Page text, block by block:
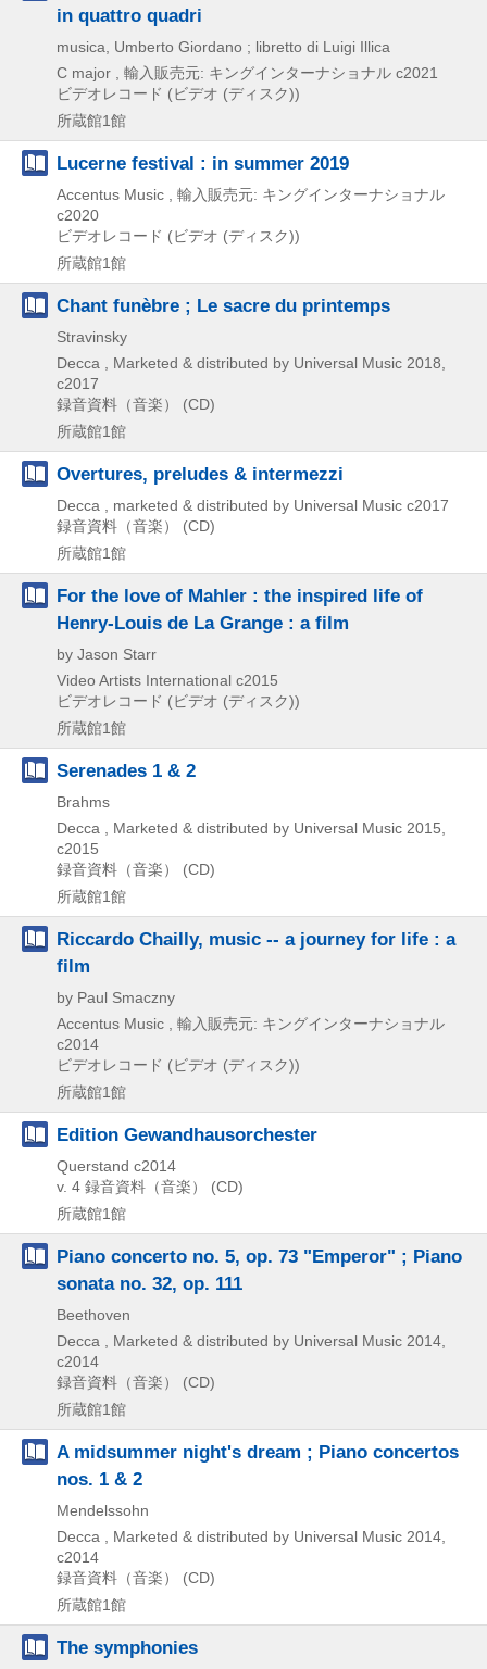
in quattro quadri
musica, Umberto Giordano ; libretto di Luigi Illica
C major , 輸入販売元: キングインターナショナル c2021
ビデオレコード (ビデオ (ディスク))
所蔵館1館
Lucerne festival : in summer 2019
Accentus Music , 輸入販売元: キングインターナショナル
c2020
ビデオレコード (ビデオ (ディスク))
所蔵館1館
Chant funèbre ; Le sacre du printemps
Stravinsky
Decca , Marketed & distributed by Universal Music 2018,
c2017
録音資料（音楽） (CD)
所蔵館1館
Overtures, preludes & intermezzi
Decca , marketed & distributed by Universal Music c2017
録音資料（音楽） (CD)
所蔵館1館
For the love of Mahler : the inspired life of
Henry-Louis de La Grange : a film
by Jason Starr
Video Artists International c2015
ビデオレコード (ビデオ (ディスク))
所蔵館1館
Serenades 1 & 2
Brahms
Decca , Marketed & distributed by Universal Music 2015,
c2015
録音資料（音楽） (CD)
所蔵館1館
Riccardo Chailly, music -- a journey for life : a
film
by Paul Smaczny
Accentus Music , 輸入販売元: キングインターナショナル
c2014
ビデオレコード (ビデオ (ディスク))
所蔵館1館
Edition Gewandhausorchester
Querstand c2014
v. 4 録音資料（音楽） (CD)
所蔵館1館
Piano concerto no. 5, op. 73 "Emperor" ; Piano
sonata no. 32, op. 111
Beethoven
Decca , Marketed & distributed by Universal Music 2014,
c2014
録音資料（音楽） (CD)
所蔵館1館
A midsummer night's dream ; Piano concertos
nos. 1 & 2
Mendelssohn
Decca , Marketed & distributed by Universal Music 2014,
c2014
録音資料（音楽） (CD)
所蔵館1館
The symphonies